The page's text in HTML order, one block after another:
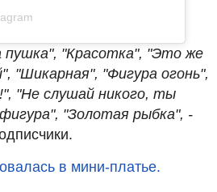
"Красотка", "Это же
"Шикарная", "Фигура огонь",
"Не слушай никого, ты
"Золотая рыбка", -
в мини-платье.